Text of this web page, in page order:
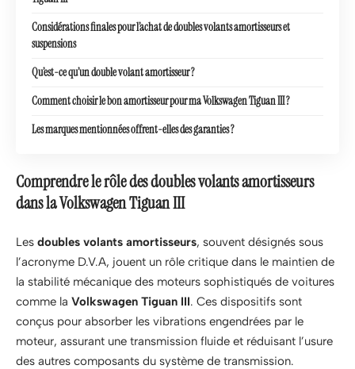
Considérations finales pour l’achat de doubles volants amortisseurs et
suspensions
Qu’est-ce qu’un double volant amortisseur ?
Comment choisir le bon amortisseur pour ma Volkswagen Tiguan III ?
Les marques mentionnées offrent-elles des garanties ?
Comprendre le rôle des doubles volants amortisseurs
dans la Volkswagen Tiguan III
Les doubles volants amortisseurs, souvent désignés sous
l’acronyme D.V.A, jouent un rôle critique dans le maintien de
la stabilité mécanique des moteurs sophistiqués de voitures
comme la Volkswagen Tiguan III. Ces dispositifs sont
conçus pour absorber les vibrations engendrées par le
moteur, assurant une transmission fluide et réduisant l’usure
des autres composants du système de transmission.